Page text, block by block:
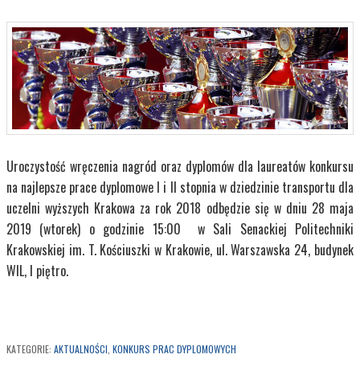
Uroczystość wręczenia nagród oraz dyplomów dla laureatów konkursu
na najlepsze prace dyplomowe I i II stopnia w dziedzinie transportu dla
uczelni wyższych Krakowa za rok 2018 odbędzie się w dniu 28 maja
2019 (wtorek) o godzinie 15:00 w Sali Senackiej Politechniki
Krakowskiej im. T. Kościuszki w Krakowie, ul. Warszawska 24, budynek
WIL, I piętro.
KATEGORIE: AKTUALNOŚCI KONKURS PRAC DYPLOMOWYCH